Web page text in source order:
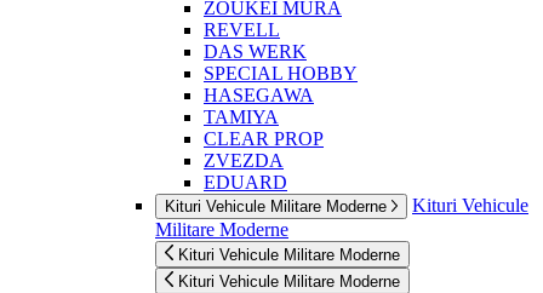
ZOUKEI MURA
REVELL
DAS WERK
SPECIAL HOBBY
HASEGAWA
TAMIYA
CLEAR PROP
ZVEZDA
EDUARD
Kituri Vehicule Militare Moderne
Kituri Vehicule
Militare Moderne
Kituri Vehicule Militare Moderne
Kituri Vehicule Militare Moderne